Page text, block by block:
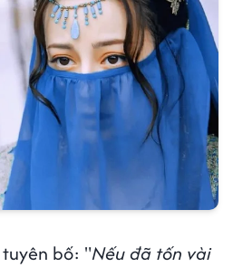
tuyên bố: "Nếu đã tốn vài